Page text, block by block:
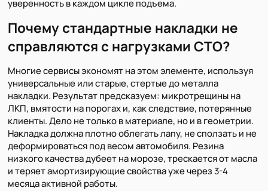
уверенность в каждом цикле подъема.
Почему стандартные накладки не
справляются с нагрузками СТО?
Многие сервисы экономят на этом элементе, используя
универсальные или старые, стертые до металла
накладки. Результат предсказуем: микротрещины на
ЛКП, вмятости на порогах и, как следствие, потерянные
клиенты. Дело не только в материале, но и в геометрии.
Накладка должна плотно облегать лапу, не сползать и не
деформироваться под весом автомобиля. Резина
низкого качества дубеет на морозе, трескается от масла
и теряет амортизирующие свойства уже через 3-4
месяца активной работы.